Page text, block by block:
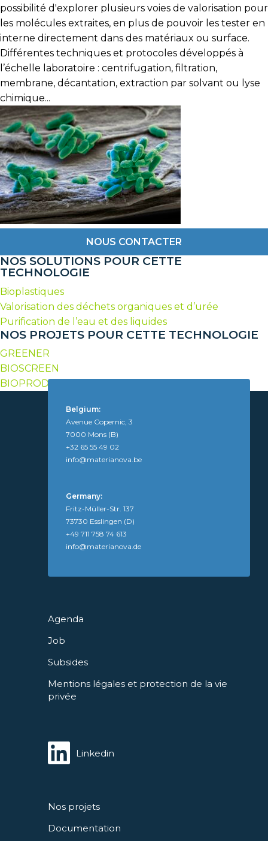
possibilité d'explorer plusieurs voies de valorisation pour
les molécules extraites, en plus de pouvoir les tester en
interne directement dans des matériaux ou surface.
Différentes techniques et protocoles développés à
l’échelle laboratoire : centrifugation, filtration,
membrane, décantation, extraction par solvant ou lyse
chimique...
NOUS CONTACTER
NOS SOLUTIONS POUR CETTE
TECHNOLOGIE
Bioplastiques
Valorisation des déchets organiques et d’urée
Purification de l’eau et des liquides
NOS PROJETS POUR CETTE TECHNOLOGIE
GREENER
BIOSCREEN
BIOPROD
Nos projets
Documentation
Agenda
Job
Subsides
Mentions légales et protection de la vie
privée
Belgium:
Avenue Copernic, 3
7000 Mons (B)
+32 65 55 49 02
info@materianova.be
Germany:
Fritz-Müller-Str. 137
73730 Esslingen (D)
+49 711 758 74 613
info@materianova.de
Linkedin